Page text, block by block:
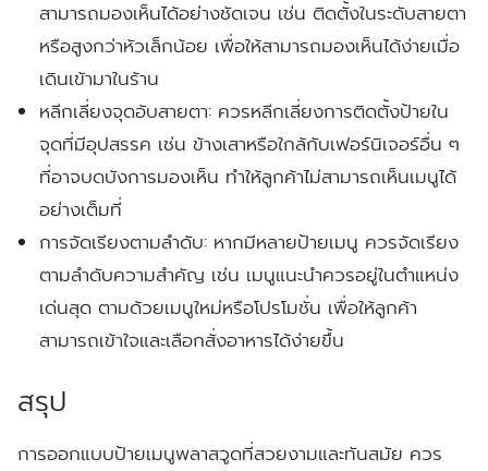
สามารถมองเห็นได้อย่างชัดเจน เช่น ติดตั้งในระดับสายตา
หรือสูงกว่าหัวเล็กน้อย เพื่อให้สามารถมองเห็นได้ง่ายเมื่อ
เดินเข้ามาในร้าน
หลีกเลี่ยงจุดอับสายตา: ควรหลีกเลี่ยงการติดตั้งป้ายใน
จุดที่มีอุปสรรค เช่น ข้างเสาหรือใกล้กับเฟอร์นิเจอร์อื่น ๆ
ที่อาจบดบังการมองเห็น ทำให้ลูกค้าไม่สามารถเห็นเมนูได้
อย่างเต็มที่
การจัดเรียงตามลำดับ: หากมีหลายป้ายเมนู ควรจัดเรียง
ตามลำดับความสำคัญ เช่น เมนูแนะนำควรอยู่ในตำแหน่ง
เด่นสุด ตามด้วยเมนูใหม่หรือโปรโมชั่น เพื่อให้ลูกค้า
สามารถเข้าใจและเลือกสั่งอาหารได้ง่ายขึ้น
สรุป
การออกแบบป้ายเมนูพลาสวูดที่สวยงามและทันสมัย ควร